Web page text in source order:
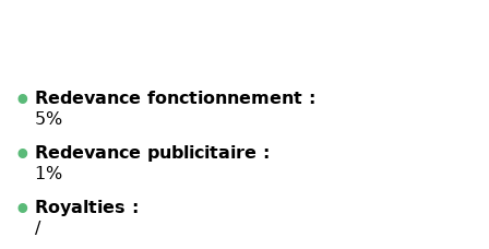
Redevance fonctionnement :
5%
Redevance publicitaire :
1%
Royalties :
/